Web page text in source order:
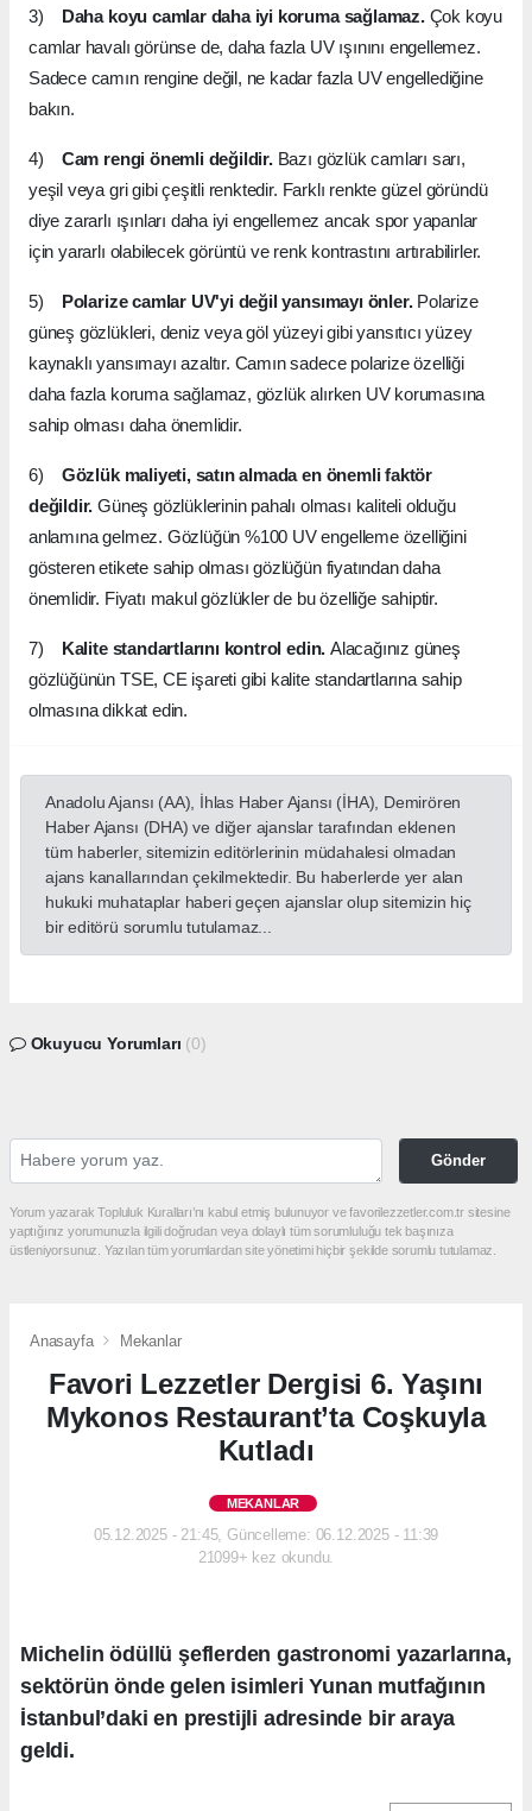
3) Daha koyu camlar daha iyi koruma sağlamaz.Çok koyu
camlar havalı görünse de, daha fazla UV ışınını engellemez.
Sadece camın rengine değil, ne kadar fazla UV engellediğine
bakın.
4) Cam rengi önemli değildir.Bazı gözlük camları sarı,
yeşil veya gri gibi çeşitli renktedir. Farklı renkte güzel göründü
diye zararlı ışınları daha iyi engellemez ancak spor yapanlar
için yararlı olabilecek görüntü ve renk kontrastını artırabilirler.
5) Polarize camlar UV'yi değil yansımayı önler.Polarize
güneş gözlükleri, deniz veya göl yüzeyi gibi yansıtıcı yüzey
kaynaklı yansımayı azaltır. Camın sadece polarize özelliği
daha fazla koruma sağlamaz, gözlük alırken UV korumasına
sahip olması daha önemlidir.
6) Gözlük maliyeti, satın almada en önemli faktör
değildir. Güneş gözlüklerinin pahalı olması kaliteli olduğu
anlamına gelmez. Gözlüğün %100 UV engelleme özelliğini
gösteren etikete sahip olması gözlüğün fiyatından daha
önemlidir. Fiyatı makul gözlükler de bu özelliğe sahiptir.
7) Kalite standartlarını kontrol edin. Alacağınız güneş
gözlüğünün TSE, CE işareti gibi kalite standartlarına sahip
olmasına dikkat edin.
Anadolu Ajansı (AA), İhlas Haber Ajansı (İHA), Demirören
Haber Ajansı (DHA) ve diğer ajanslar tarafından eklenen
tüm haberler, sitemizin editörlerinin müdahalesi olmadan
ajans kanallarından çekilmektedir. Bu haberlerde yer alan
hukuki muhataplar haberi geçen ajanslar olup sitemizin hiç
bir editörü sorumlu tutulamaz...
Okuyucu Yorumları (0)
Gönder
Yorum yazarak Topluluk Kuralları’nı kabul etmiş bulunuyor ve favorilezzetler.com.tr sitesine
yaptığınız yorumunuzla ilgili doğrudan veya dolaylı tüm sorumluluğu tek başınıza
üstleniyorsunuz. Yazılan tüm yorumlardan site yönetimi hiçbir şekilde sorumlu tutulamaz.
Anasayfa Mekanlar
Favori Lezzetler Dergisi 6. Yaşını
Mykonos Restaurant’ta Coşkuyla
Kutladı
MEKANLAR
05.12.2025 - 21:45, Güncelleme: 06.12.2025 - 11:39
21099+ kez okundu.
Michelin ödüllü şeflerden gastronomi yazarlarına,
sektörün önde gelen isimleri Yunan mutfağının
İstanbul’daki en prestijli adresinde bir araya
geldi.